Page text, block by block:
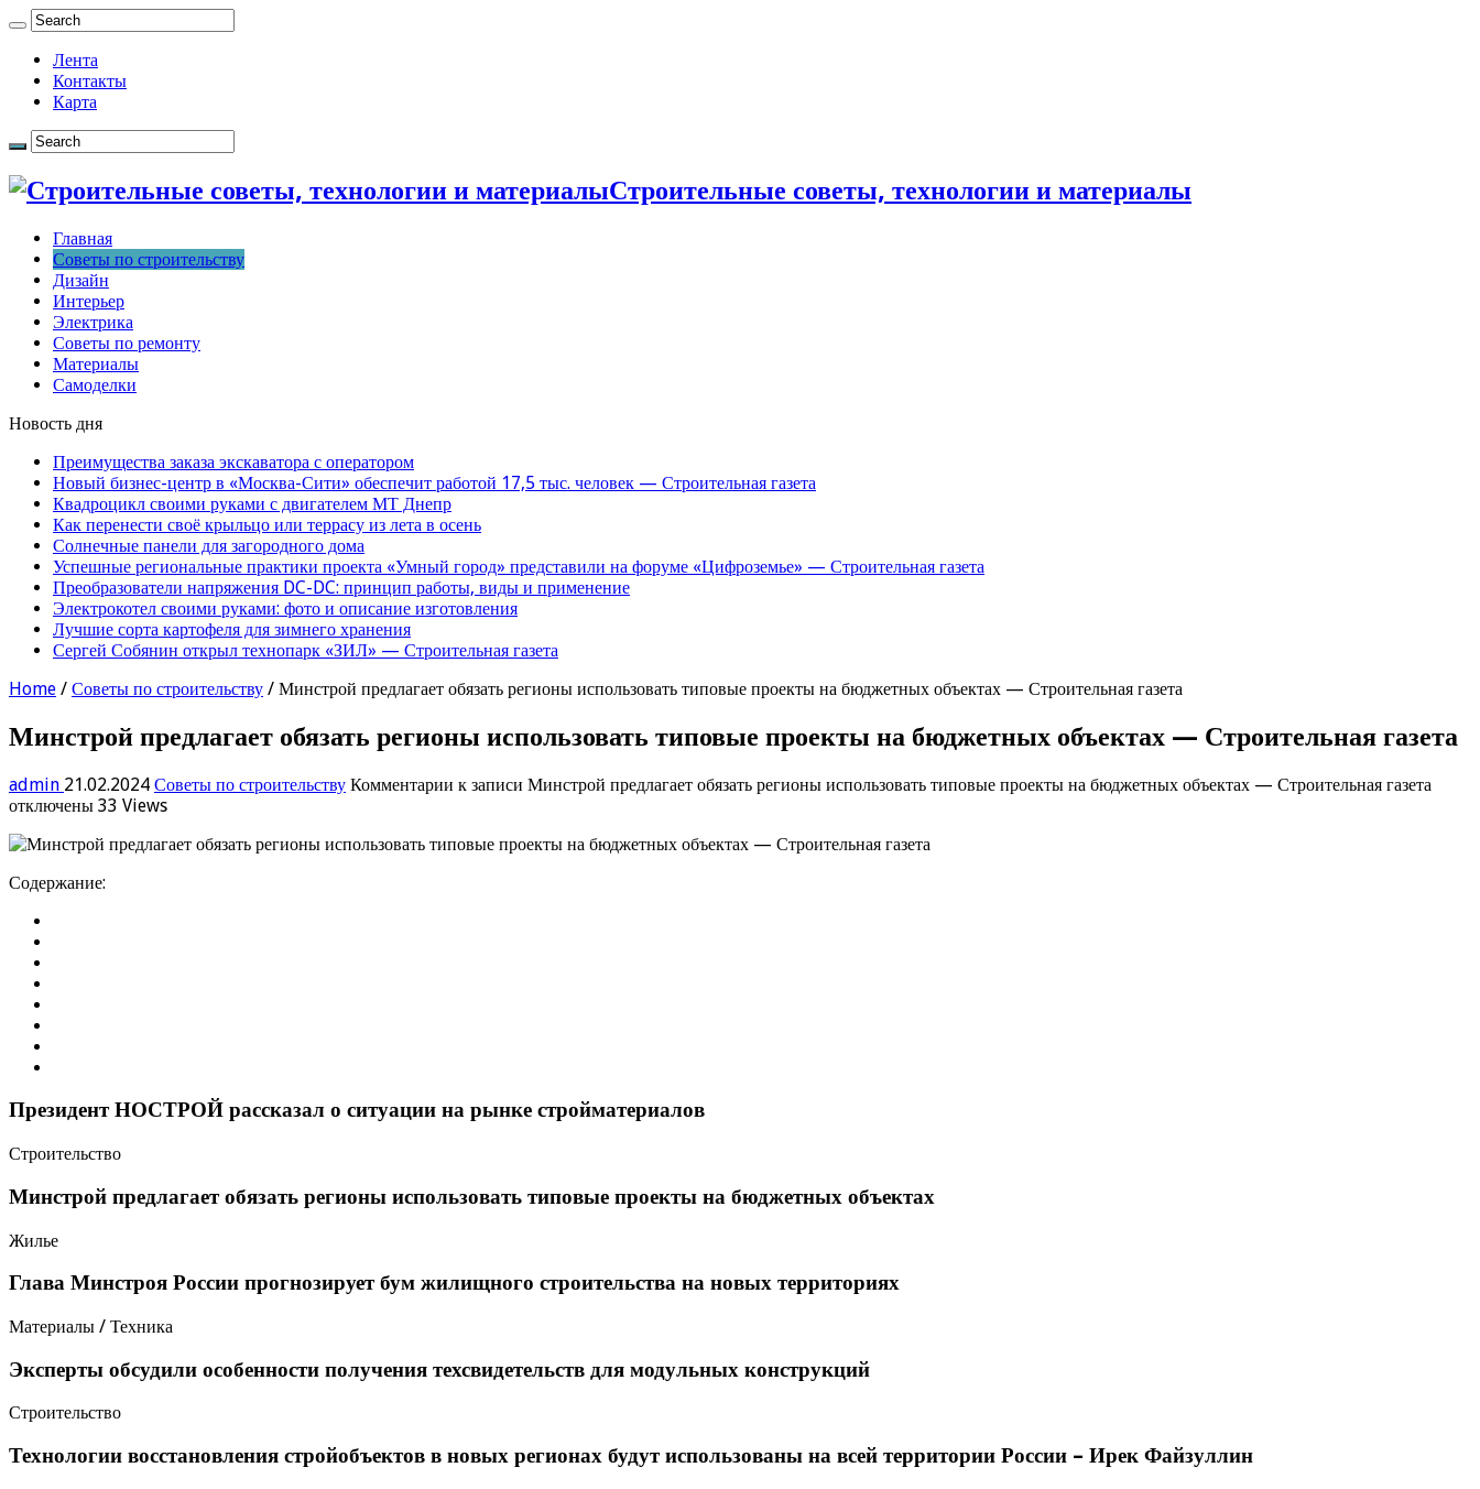
Лента
Контакты
Карта
Строительные советы, технологии и материалы
Главная
Советы по строительству
Дизайн
Интерьер
Электрика
Советы по ремонту
Материалы
Самоделки
Новость дня
Преимущества заказа экскаватора с оператором
Новый бизнес-центр в «Москва-Сити» обеспечит работой 17,5 тыс. человек — Строительная газета
Квадроцикл своими руками с двигателем МТ Днепр
Как перенести своё крыльцо или террасу из лета в осень
Солнечные панели для загородного дома
Успешные региональные практики проекта «Умный город» представили на форуме «Цифроземье» — Строительная газета
Преобразователи напряжения DC-DC: принцип работы, виды и применение
Электрокотел своими руками: фото и описание изготовления
Лучшие сорта картофеля для зимнего хранения
Сергей Собянин открыл технопарк «ЗИЛ» — Строительная газета
Home / Советы по строительству / Минстрой предлагает обязать регионы использовать типовые проекты на бюджетных объектах — Строительная газета
Минстрой предлагает обязать регионы использовать типовые проекты на бюджетных объектах — Строительная газета
admin 21.02.2024 Советы по строительству Комментарии к записи Минстрой предлагает обязать регионы использовать типовые проекты на бюджетных объектах — Строительная газета
отключены 33 Views
Содержание:
Президент НОСТРОЙ рассказал о ситуации на рынке стройматериалов
Строительство
Минстрой предлагает обязать регионы использовать типовые проекты на бюджетных объектах
Жилье
Глава Минстроя России прогнозирует бум жилищного строительства на новых территориях
Материалы / Техника
Эксперты обсудили особенности получения техсвидетельств для модульных конструкций
Строительство
Технологии восстановления стройобъектов в новых регионах будут использованы на всей территории России – Ирек Файзуллин